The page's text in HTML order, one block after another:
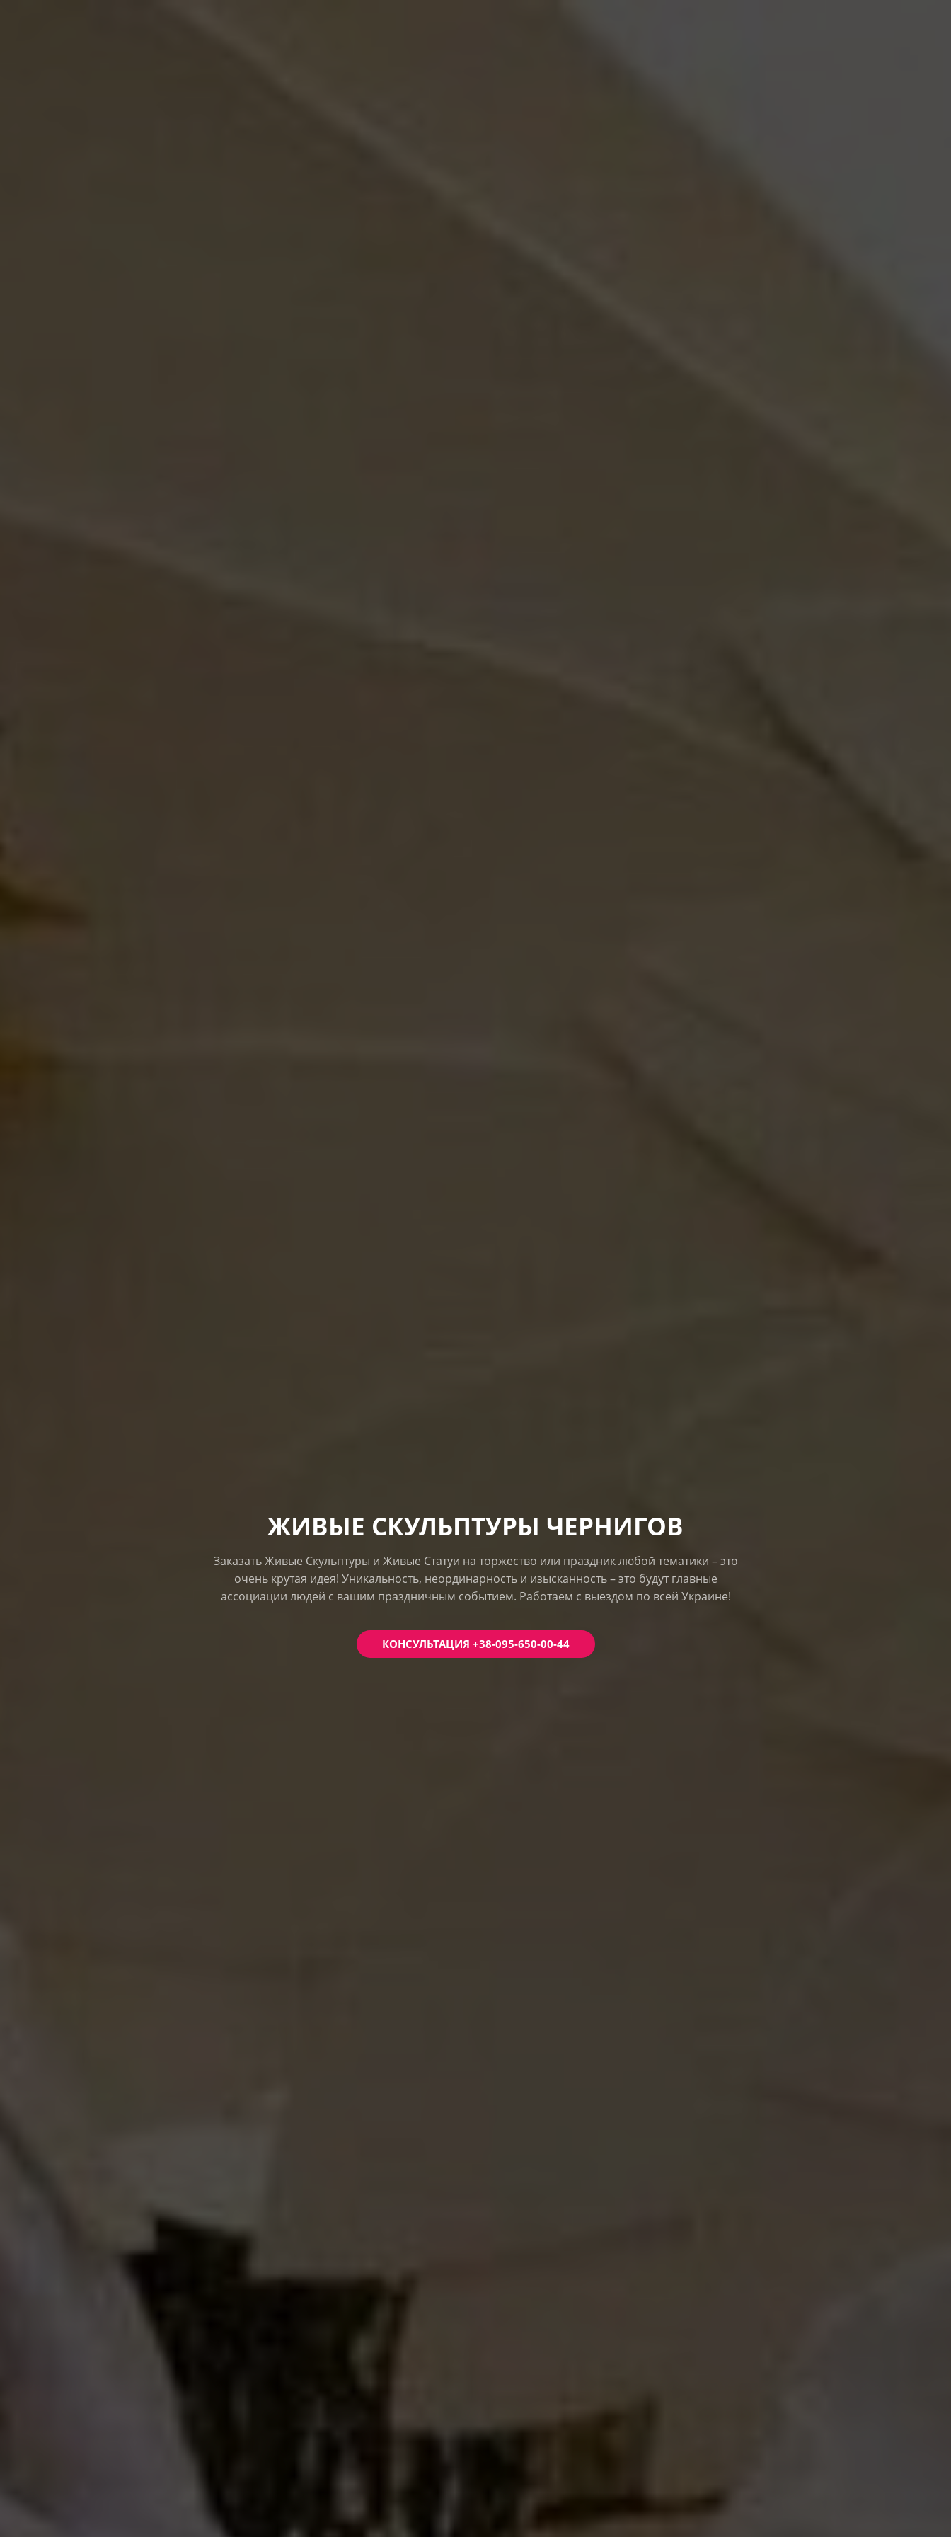
ЖИВЫЕ СКУЛЬПТУРЫ ЧЕРНИГОВ
Заказать Живые Скульптуры и Живые Статуи на торжество или праздник любой тематики – это
очень крутая идея! Уникальность, неординарность и изысканность – это будут главные
ассоциации людей с вашим праздничным событием. Работаем с выездом по всей Украине!
КОНСУЛЬТАЦИЯ +38-095-650-00-44